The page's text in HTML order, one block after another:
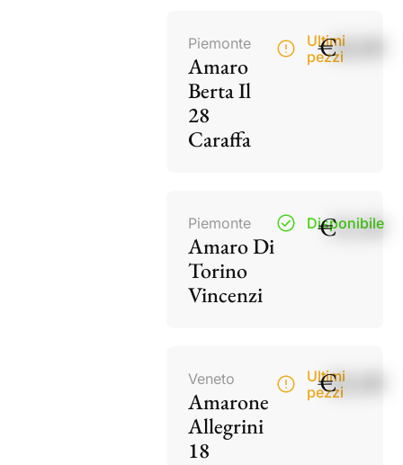
Piemonte
Amaro
Berta Il
28
Caraffa
Ultimi
pezzi
€40,00
Piemonte
Amaro Di
Torino
Vincenzi
Disponibile
€15,50
Veneto
Amarone
Allegrini
18
Ultimi
pezzi
€82,00